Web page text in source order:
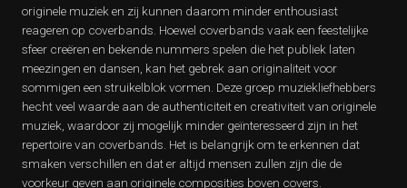
originele muziek en zij kunnen daarom minder enthousiast
reageren op coverbands. Hoewel coverbands vaak een feestelijke
sfeer creëren en bekende nummers spelen die het publiek laten
meezingen en dansen, kan het gebrek aan originaliteit voor
sommigen een struikelblok vormen. Deze groep muziekliefhebbers
hecht veel waarde aan de authenticiteit en creativiteit van originele
muziek, waardoor zij mogelijk minder geïnteresseerd zijn in het
repertoire van coverbands. Het is belangrijk om te erkennen dat
smaken verschillen en dat er altijd mensen zullen zijn die de
voorkeur geven aan originele composities boven covers.